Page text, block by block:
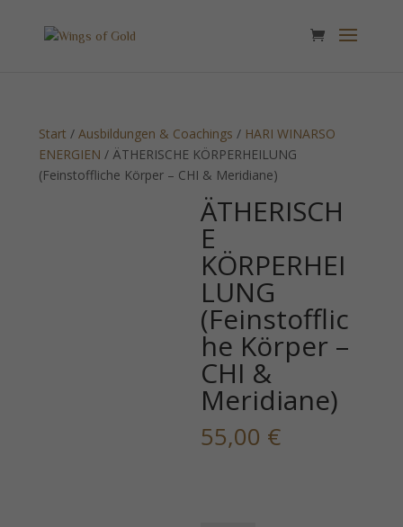
Start /Ausbildungen & Coachings / HARI WINARSO
ENERGIEN / ÄTHERISCHE KÖRPERHEILUNG
(Feinstoffliche Körper – CHI & Meridiane)
ÄTHERISCH
E
KÖRPERHEI
LUNG
(Feinstofflic
he Körper –
CHI &
Meridiane)
55,00 €